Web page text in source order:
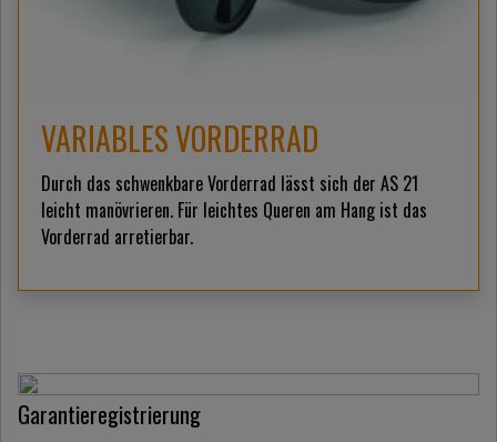
VARIABLES VORDERRAD
Durch das schwenkbare Vorderrad lässt sich der AS 21
leicht manövrieren. Für leichtes Queren am Hang ist das
Vorderrad arretierbar.
Garantieregistrierung